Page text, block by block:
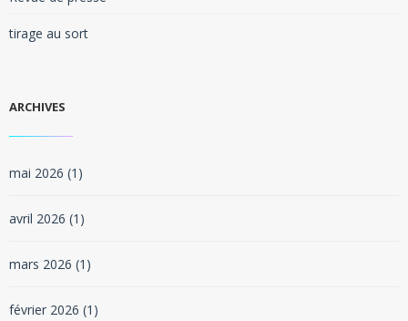
tirage au sort
ARCHIVES
mai 2026 (1)
avril 2026 (1)
mars 2026 (1)
février 2026 (1)